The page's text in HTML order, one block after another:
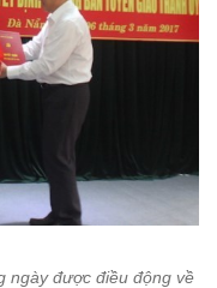
ngày được điều động về